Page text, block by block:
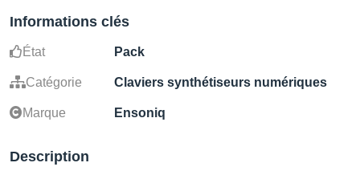
Informations clés
État Pack
Catégorie Claviers synthétiseurs numériques
Marque Ensoniq
Description